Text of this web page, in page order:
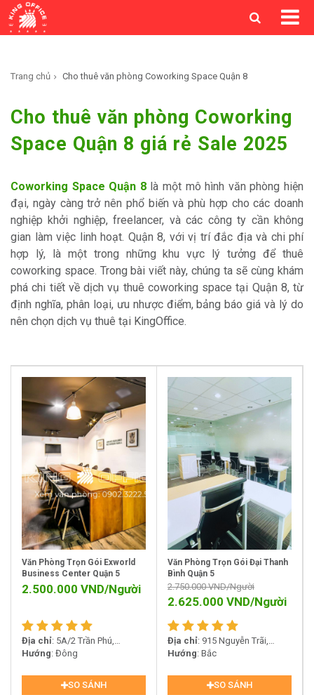
Trang chủ Cho thuê văn phòng Coworking Space Quận 8
Cho thuê văn phòng Coworking
Space Quận 8 giá rẻ Sale 2025
Coworking Space Quận 8là một mô hình văn phòng hiện
đại, ngày càng trở nên phổ biến và phù hợp cho các doanh
nghiệp khởi nghiệp, freelancer, và các công ty cần không
gian làm việc linh hoạt. Quận 8, với vị trí đắc địa và chi phí
hợp lý, là một trong những khu vực lý tưởng để thuê
coworking space. Trong bài viết này, chúng ta sẽ cùng khám
phá chi tiết về dịch vụ thuê coworking space tại Quận 8, từ
định nghĩa, phân loại, ưu nhược điểm, bảng báo giá và lý do
nên chọn dịch vụ thuê tại KingOffice.
Văn Phòng Trọn Gói Exworld
Business Center Quận 5
2.500.000 VND/Người
Địa chỉ: 5A/2 Trần Phú,
Phường 4, Quận 5, TP. Hồ Chí
Hướng : Đông
SO SÁNH
Văn Phòng Trọn Gói Đại Thanh
Bình Quận 5
2.750.000VND/Người
2.625.000 VND/Người
Địa chỉ: 915 Nguyễn Trãi,
Phường 14, Quận 5, TP. Hồ Chí
Hướng : Bắc
SO SÁNH